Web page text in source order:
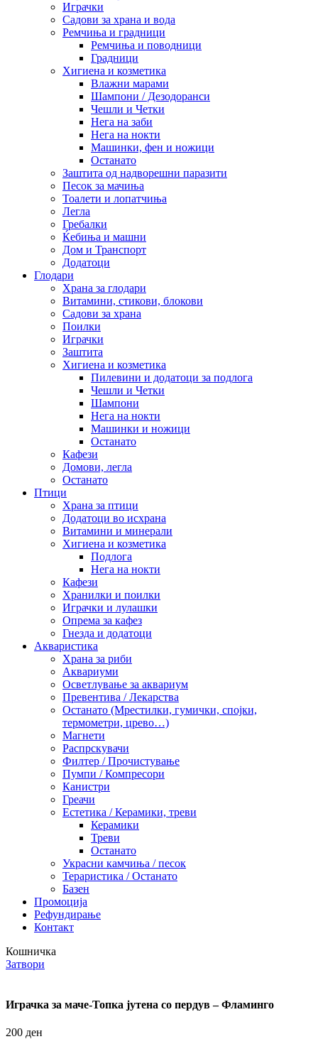
Играчки
Садови за храна и вода
Ремчиња и градници
Ремчиња и поводници
Градници
Хигиена и козметика
Влажни марами
Шампони / Дезодоранси
Чешли и Четки
Нега на заби
Нега на нокти
Машинки, фен и ножици
Останато
Заштита од надворешни паразити
Песок за мачиња
Тоалети и лопатчиња
Легла
Гребалки
Ќебиња и машни
Дом и Транспорт
Додатоци
Глодари
Храна за глодари
Витамини, стикови, блокови
Садови за храна
Поилки
Играчки
Заштита
Хигиена и козметика
Пилевини и додатоци за подлога
Чешли и Четки
Шампони
Нега на нокти
Машинки и ножици
Останато
Кафези
Домови, легла
Останато
Птици
Храна за птици
Додатоци во исхрана
Витамини и минерали
Хигиена и козметика
Подлога
Нега на нокти
Кафези
Хранилки и поилки
Играчки и лулашки
Опрема за кафез
Гнезда и додатоци
Акваристика
Храна за риби
Аквариуми
Осветлување за аквариум
Превентива / Лекарства
Останато (Мрестилки, гумички, спојки,
термометри, црево…)
Магнети
Распрскувачи
Филтер / Прочистување
Пумпи / Компресори
Канистри
Греачи
Естетика / Керамики, треви
Керамики
Треви
Останато
Украсни камчиња / песок
Тераристика / Останато
Базен
Промоција
Рефундирање
Контакт
Кошничка
Затвори
Играчка за маче-Топка јутена со пердув – Фламинго
200 ден